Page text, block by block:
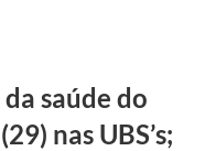
saúde do
nas UBS’s;